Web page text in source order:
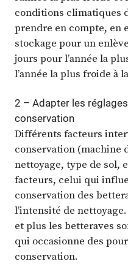
conditions climatiques
prendre en compte, en
stockage pour un
jours pour l’année la
l’année la plus froide à
2 – Adapter les
conservation
Différents facteurs
conservation (machine
nettoyage, type de sol,
facteurs, celui qui
conservation des
l’intensité de
et plus les betteraves
qui occasionne des
conservation.